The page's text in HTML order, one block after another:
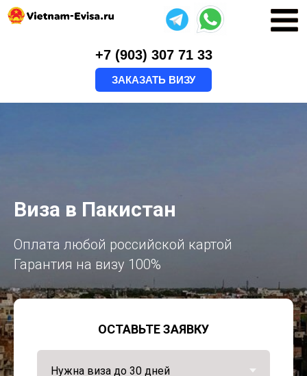
+7 (903) 307 71 33
ЗАКАЗАТЬ ВИЗУ
Виза в Пакистан
Оплата любой российской картой
Гарантия на визу 100%
ОСТАВЬТЕ ЗАЯВКУ